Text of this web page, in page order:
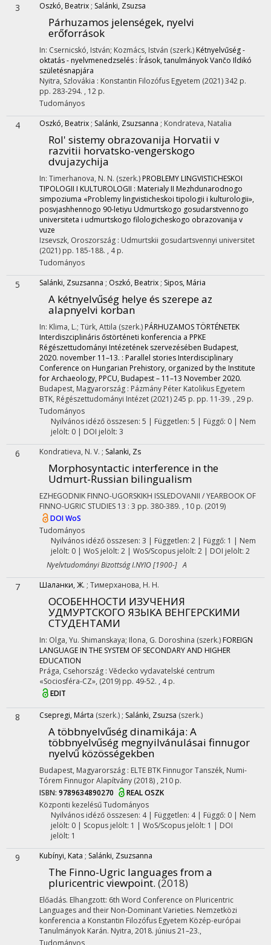
3 Oszkó, Beatrix ; Salánki, Zsuzsa
Párhuzamos jelenségek, nyelvi
erőforrások
In: Csernicskó, István; Kozmács, István (szerk.) Kétnyelvűség -
oktatás - nyelvmenedzselés : Írások, tanulmányok Vančo Ildikó
születésnapjára
Nyitra, Szlovákia : Konstantin Filozófus Egyetem (2021)342 p.
pp. 283-294. , 12 p.
Tudományos
4 Oszkó, Beatrix ; Salánki, Zsuzsanna ; Kondrateva, Natalia
Rol' sistemy obrazovanija Horvatii v
razvitii horvatsko-vengerskogo
dvujazychija
In: Timerhanova, N. N. (szerk.) PROBLEMY LINGVISTICHESKOI
TIPOLOGII I KULTUROLOGII : Materialy II Mezhdunarodnogo
simpoziuma «Problemy lingvisticheskoi tipologii i kulturologii»,
posvjashhennogo 90-letiyu Udmurtskogo gosudarstvennogo
universiteta i udmurtskogo filologicheskogo obrazovanija v
vuze
Izsevszk, Oroszország : Udmurtskii gosudartsvennyi universitet
(2021) pp. 185-188. , 4 p.
Tudományos
5 Salánki, Zsuzsanna ; Oszkó, Beatrix ; Sipos, Mária
A kétnyelvűség helye és szerepe az
alapnyelvi korban
In: Klima, L.; Türk, Attila (szerk.) PÁRHUZAMOS TÖRTÉNETEK
Interdiszciplináris őstörténeti konferencia a PPKE
Régészettudományi Intézetének szervezésében Budapest,
2020. november 11–13. : Parallel stories Interdisciplinary
Conference on Hungarian Prehistory, organized by the Institute
for Archaeology, PPCU, Budapest – 11–13 November 2020.
Budapest, Magyarország : Pázmány Péter Katolikus Egyetem
BTK, Régészettudományi Intézet (2021)245 p. pp. 11-39. , 29 p.
Tudományos
Nyilvános idéző összesen: 5 | Független: 5 | Függő: 0 | Nem
jelölt: 0 | DOI jelölt: 3
6 Kondratieva, N. V. ; Salanki, Zs
Morphosyntactic interference in the
Udmurt-Russian bilingualism
EZHEGODNIK FINNO-UGORSKIKH ISSLEDOVANII / YEARBOOK OF
FINNO-UGRIC STUDIES 13 : 3 pp. 380-389. , 10 p. (2019)
DOIWoS
Tudományos
Nyilvános idéző összesen: 3 | Független: 2 | Függő: 1 | Nem
jelölt: 0 | WoS jelölt: 2 | WoS/Scopus jelölt: 2 | DOI jelölt: 2
Nyelvtudományi Bizottság I.NYIO [1900-] A
7 Шаланки, Ж. ; Тимерханова, Н. Н.
ОСОБЕННОСТИ ИЗУЧЕНИЯ
УДМУРТСКОГО ЯЗЫКА ВЕНГЕРСКИМИ
СТУДЕНТАМИ
In: Olga, Yu. Shimanskaya; Ilona, G. Doroshina (szerk.) FOREIGN
LANGUAGE IN THE SYSTEM OF SECONDARY AND HIGHER
EDUCATION
Prága, Csehország : Vědecko vydavatelské centrum
«Sociosféra-CZ», (2019) pp. 49-52. , 4 p.
EDIT
8 Csepregi, Márta (szerk.) ; Salánki, Zsuzsa (szerk.)
A többnyelvűség dinamikája: A
többnyelvűség megnyilvánulásai finnugor
nyelvű közösségekben
Budapest, Magyarország : ELTE BTK Finnugor Tanszék, Numi-
Tórem Finnugor Alapítvány (2018) , 210 p.
ISBN: 9789634890270 REALOSZK
Központi kezelésűTudományos
Nyilvános idéző összesen: 4| Független: 4 | Függő: 0 | Nem
jelölt: 0 | Scopus jelölt: 1 | WoS/Scopus jelölt: 1 | DOI
jelölt: 1
9 Kubínyi, Kata ; Salánki, Zsuzsanna
The Finno-Ugric languages from a
pluricentric viewpoint. (2018)
Előadás. Elhangzott: 6th Word Conference on Pluricentric
Languages and their Non-Dominant Varieties. Nemzetközi
konferencia a Konstantin Filozófus Egyetem Közép-európai
Tanulmányok Karán. Nyitra, 2018. június 21–23.,
Tudományos